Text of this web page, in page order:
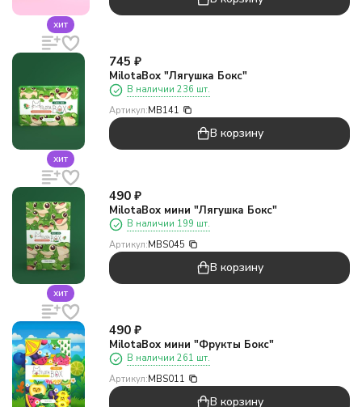
хит
хит
745 ₽
MilotaBox "Лягушка Бокс"
В наличии 236 шт.
Артикул:MB141
В корзину
хит
490 ₽
MilotaBox мини "Лягушка Бокс"
В наличии 199 шт.
Артикул:MBS045
В корзину
490 ₽
MilotaBox мини "Фрукты Бокс"
В наличии 261 шт.
Артикул:MBS011
В корзину